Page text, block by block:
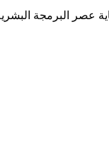
عصر البرمجة